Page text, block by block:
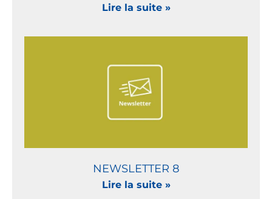
Lire la suite »
NEWSLETTER 8
Lire la suite »